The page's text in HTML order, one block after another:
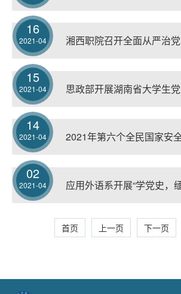
16
2021-04 湘西职院召开全面从严治
15
2021-04
14
2021-04 2021年第六个全民国家安
02
2021-04
首页 上一页 下一页